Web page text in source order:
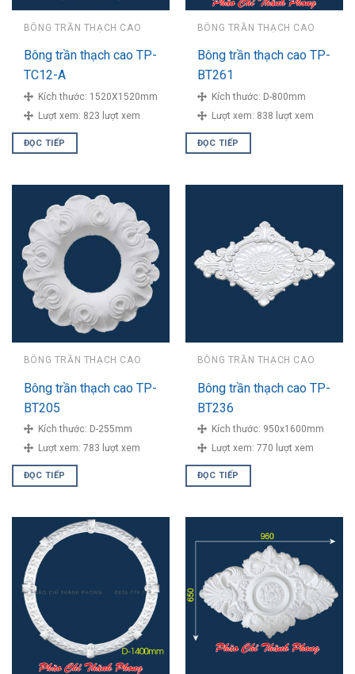
BÔNG TRẦN THẠCH CAO
Bông trần thạch cao TP-
TC12-A
Kích thước: 1520X1520mm
Lượt xem: 823 lượt xem
ĐỌC TIẾP
BÔNG TRẦN THẠCH CAO
Bông trần thạch cao TP-
BT261
Kích thước: D-800mm
Lượt xem: 838 lượt xem
ĐỌC TIẾP
BÔNG TRẦN THẠCH CAO
Bông trần thạch cao TP-
BT205
Kích thước: D-255mm
Lượt xem: 783 lượt xem
ĐỌC TIẾP
BÔNG TRẦN THẠCH CAO
Bông trần thạch cao TP-
BT236
Kích thước: 950x1600mm
Lượt xem: 770 lượt xem
ĐỌC TIẾP